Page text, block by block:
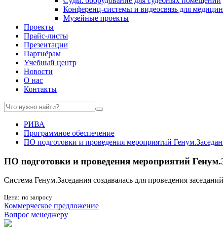
Конференц-системы и видеосвязь для
Музейные проекты
Проекты
Прайс-листы
Презентации
Партнёрам
Учебный центр
Новости
О нас
Контакты
РИВА
Программное обеспечение
ПО подготовки и проведения мероприятий
ПО подготовки и проведения мероприятий
Система Генум.Заседания создавалась для проведения
Цена: по запросу
Коммерческое предложение
Вопрос менеджеру